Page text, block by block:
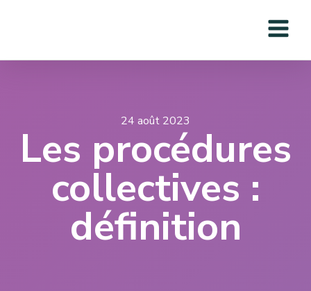
24 août 2023
Les procédures
collectives :
définition